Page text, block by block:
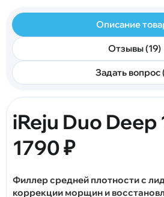
Описание
Отзывы (19)
Задать вопрос
iReju Duo Deep
1790 ₽
Филлер средней плотности с
коррекции морщин и